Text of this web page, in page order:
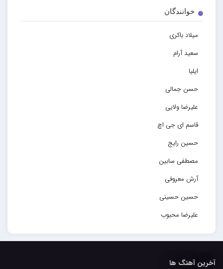
خوانندگان
میلاد باکری
سعید آرام
ایلیا
حسن جمالی
علیرضا ولایی
قاسم ای جی اچ
حسین رایج
مصطفی سابین
آرش معروفی
حسین حسینی
علیرضا محبوب
حسین حصارکی
آخرین آهنگ ها